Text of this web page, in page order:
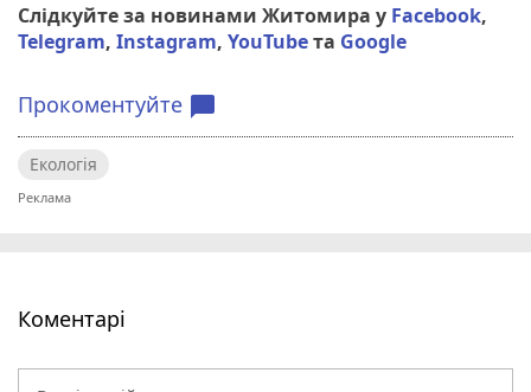
Слідкуйте за новинами Житомира у Facebook,
Telegram, Instagram, YouTubeта Google
Прокоментуйте chat_bubble
Екологія
Коментарі